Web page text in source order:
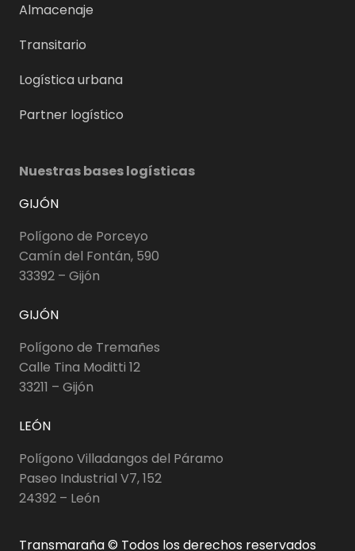
Almacenaje
Transitario
Logística urbana
Partner logístico
Nuestras bases logísticas
GIJÓN
Polígono de Porceyo
Camín del Fontán, 590
33392 – Gijón
GIJÓN
Polígono de Tremañes
Calle Tina Moditti 12
33211 – Gijón
LEÓN
Polígono Villadangos del Páramo
Paseo Industrial V7, 152
24392 – León
Transmaraña © Todos los derechos reservados